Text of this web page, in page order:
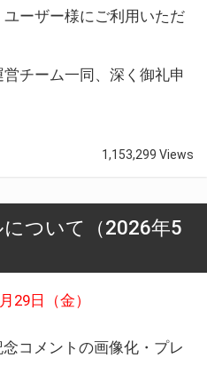
ーザー様にご利用いただ
チーム一同、深く御礼申
1,153,299 Views
ついて（2026年5
29日（金）
コメントの画像化・プレ